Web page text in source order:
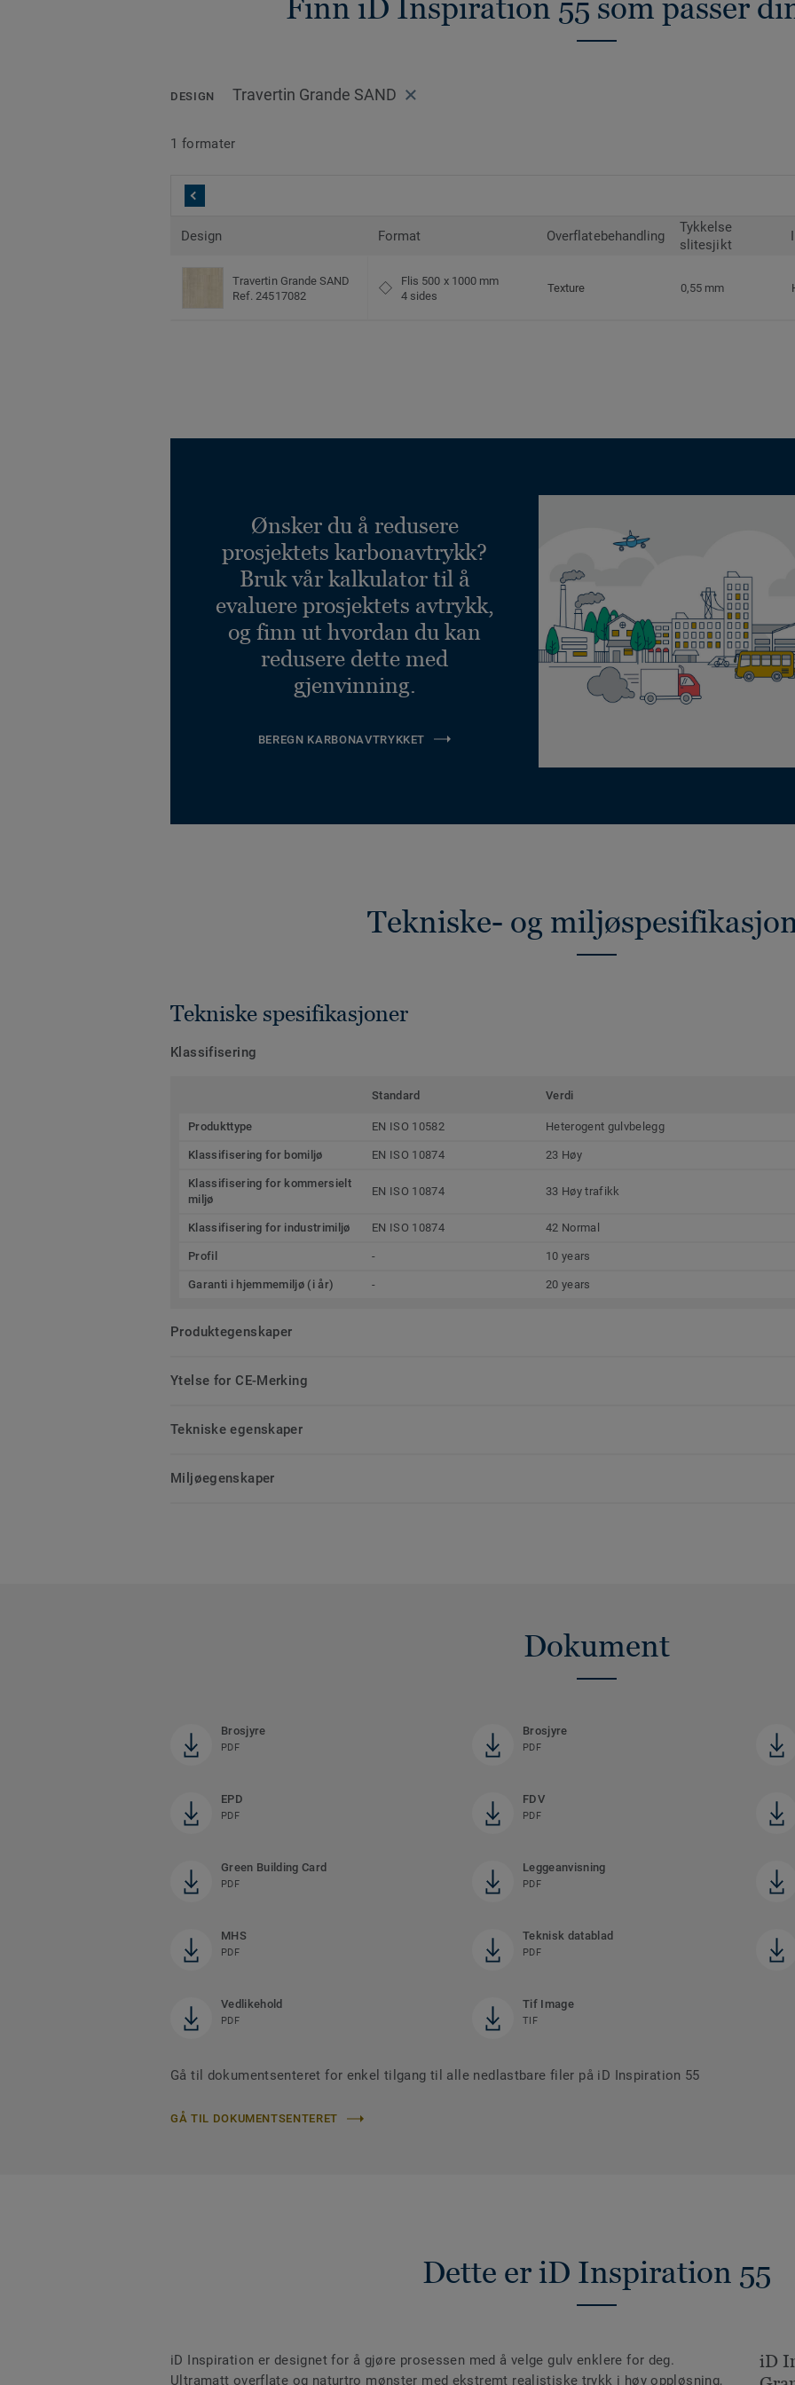
Finn iD Inspiration 55 som passer
DESIGN Travertin Grande SAND
1 formater
Design Format Overflatebehandling
Tykkelse
slitesjikt
Travertin Grande SAND
Ref. 24517082
Flis 500 x 1000 mm
4 sides
Texture 0,55 mm
Ønsker du å redusere
prosjektets karbonavtrykk?
Bruk vår kalkulator til å
evaluere prosjektets avtrykk,
og finn ut hvordan du kan
redusere dette med
gjenvinning.
BEREGN KARBONAVTRYKKET
Tekniske- og
Tekniske spesifikasjoner
Klassifisering
Standard Verdi
Produkttype EN ISO 10582 Heterogent gulvbelegg
Klassifisering for bomiljø EN ISO 10874 23 Høy
Klassifisering for kommersielt
miljø
EN ISO 10874 33 Høy trafikk
Klassifisering for industrimiljø EN ISO 10874 42 Normal
Profil - 10 years
Garanti i hjemmemiljø (i år) - 20 years
Produktegenskaper
Ytelse for CE-Merking
Tekniske egenskaper
Miljøegenskaper
Dokument
Brosjyre
PDF
Brosjyre
PDF
EPD
PDF
FDV
PDF
Green Building Card
PDF
Leggeanvisning
PDF
MHS
PDF
Teknisk datablad
PDF
Vedlikehold
PDF
Tif Image
TIF
Gå til dokumentsenteret for enkel tilgang til alle nedlastbare filer på iD Inspiration 55
GÅ TIL DOKUMENTSENTERET
Dette er iD Inspiration 55
iD Inspiration er designet for å gjøre prosessen med å velge gulv enklere for deg.
Ultramatt overflate og naturtro mønster med ekstremt realistiske trykk i høy oppløsning,
iD